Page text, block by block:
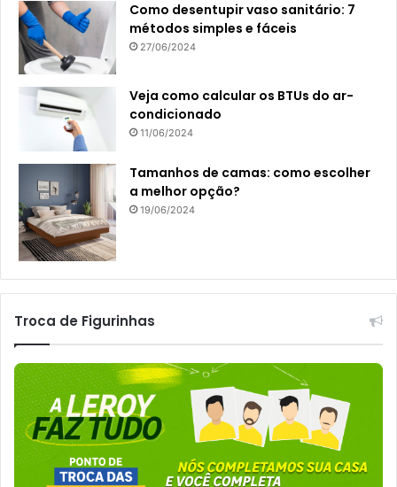
Como desentupir vaso sanitário: 7
métodos simples e fáceis
27/06/2024
Veja como calcular os BTUs do ar-
condicionado
11/06/2024
Tamanhos de camas: como escolher
a melhor opção?
19/06/2024
Troca de Figurinhas